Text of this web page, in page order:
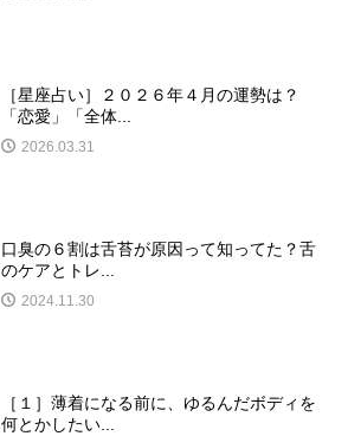
［星座占い］２０２６年４月の運勢は？
「恋愛」「全体...
2026.03.31
口臭の６割は舌苔が原因って知ってた？舌
のケアとトレ...
2024.11.30
［１］薄着になる前に、ゆるんだボディを
何とかしたい...